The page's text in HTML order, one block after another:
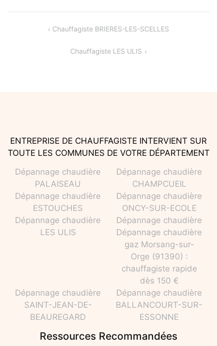
NavigationChauffagiste BRIERES-LES-SCELLES
Chauffagiste LES ULIS
ENTREPRISE DE CHAUFFAGISTE INTERVIENT SUR
TOUTE LES COMMUNES DE VOTRE DÉPARTEMENT
Dépannage chaudière
PALAISEAU
Dépannage chaudière
CHAMPCUEIL
Dépannage chaudière
ESTOUCHES
Dépannage chaudière
ONCY-SUR-ECOLE
Dépannage chaudière
LES ULIS
Dépannage chaudière
Dépannage chaudière
gaz Morsang-sur-
Orge (91390) :
chauffagiste rapide
dès 150 €
Dépannage chaudière
SAINT-JEAN-DE-
BEAUREGARD
Dépannage chaudière
BALLANCOURT-SUR-
ESSONNE
Ressources Recommandées